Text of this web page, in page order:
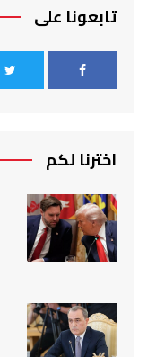
تابعونا على
اخترنا لكم